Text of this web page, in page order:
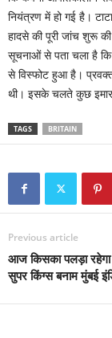
नियंत्रण में हो गई है।
हादसे की पूरी जांच शुरू
सूचनाओं से पता चला है कि
से विस्फोट हुआ है।
थी। इसके चलते कुछ
TAGS BRITAIN
Previous article
आज किसका पलड़ा रहेगा
सुपर किंग्स बनाम मुंबई